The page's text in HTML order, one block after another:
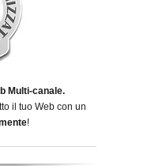
Multi-canale.
il tuo Web con un
!